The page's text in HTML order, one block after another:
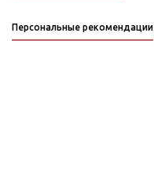
Персональные рекомендации